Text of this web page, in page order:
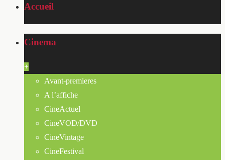
Accueil
Cinema
+
Avant-premieres
A l’affiche
CineActuel
CineVOD/DVD
CineVintage
CineFestival